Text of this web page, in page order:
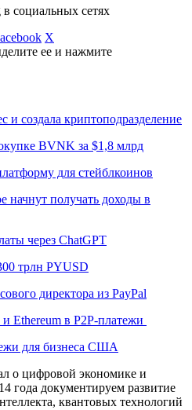
социальных сетях
X
ее и нажмите
и создала криптоподразделение
BVNK за $1,8 млрд
для стейблкоинов
начнут получать доходы в
через ChatGPT
трлн PYUSD
директора из PayPal
Ethereum в P2P-платежи
для бизнеса США
о цифровой экономике и
года документируем развитие
квантовых технологий